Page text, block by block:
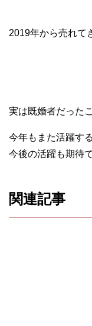
2019年から売れて
実は既婚者だった
今年もまた活躍す
今後の活躍も期待
関連記事